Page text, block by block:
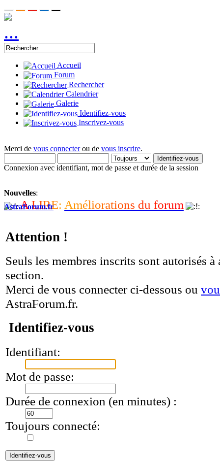
Accueil
Forum
Rechercher
Calendrier
Galerie
Identifiez-vous
Inscrivez-vous
Merci de vous connecterou de vous inscrire.
Connexion avec identifiant, mot de passe et durée de la session
Nouvelles:
A LIRE: Améliorations du forum
AstraForum.fr
Attention !
Seuls les membres inscrits sont autorisés à
section.
Merci de vous connecter ci-dessous ou
AstraForum.fr.
Identifiez-vous
Identifiant:
Mot de passe:
Durée de connexion (en minutes) :
Toujours connecté: